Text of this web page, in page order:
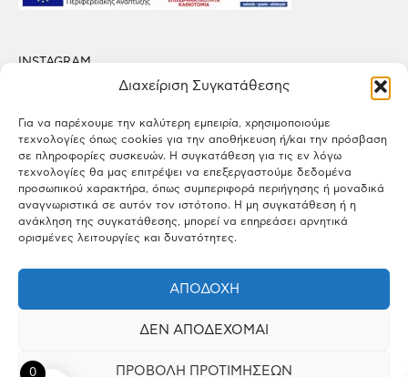
Διαχείριση Συγκατάθεσης
Για να παρέχουμε την καλύτερη εμπειρία, χρησιμοποιούμε
τεχνολογίες όπως cookies για την αποθήκευση ή/και την πρόσβαση
σε πληροφορίες συσκευών. Η συγκατάθεση για τις εν λόγω
τεχνολογίες θα μας επιτρέψει να επεξεργαστούμε δεδομένα
προσωπικού χαρακτήρα, όπως συμπεριφορά περιήγησης ή μοναδικά
αναγνωριστικά σε αυτόν τον ιστότοπο. Η μη συγκατάθεση ή η
ανάκληση της συγκατάθεσης, μπορεί να επηρεάσει αρνητικά
ορισμένες λειτουργίες και δυνατότητες.
ΑΠΟΔΟΧΉ
ΔΕΝ ΑΠΟΔΈΧΟΜΑΙ
ΠΡΟΒΟΛΉ ΠΡΟΤΙΜΉΣΕΩΝ
INSTAGRAM
ΠΟΛΙΤΙΚΗ ΑΠΟΡΡΗΤΟΥ
ΟΡΟΙ ΧΡΗΣΗΣ
ΕΡΓΟΣΤΑΣΙΟ
Πάτημα Σχηματαρίου, Τ.Κ. 32009 Σχηματάρι, Βοιωτία
ΓΡΑΦΕΙΑ
Λεωφ. Κηφισιάς 166, Τ.Κ. 15126 Μαρούσι, Αττική
0